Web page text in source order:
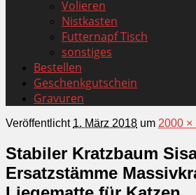
Volieren
Nistkasten
Futternapf Tisch
sonstiges
Bestellen
Geschenkgutschein
Gravuren
Veröffentlicht 1. März 2018 um 2000 ×
Stabiler Kratzbaum
Ersatzstämme